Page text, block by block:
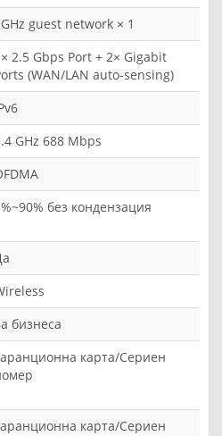
guest network × 1
2.5 Gbps Port + 2× Gigabit
(WAN/LAN auto-sensing)
GHz 688 Mbps
без кондензация
бизнеса
карта/Сериен
карта/Сериен